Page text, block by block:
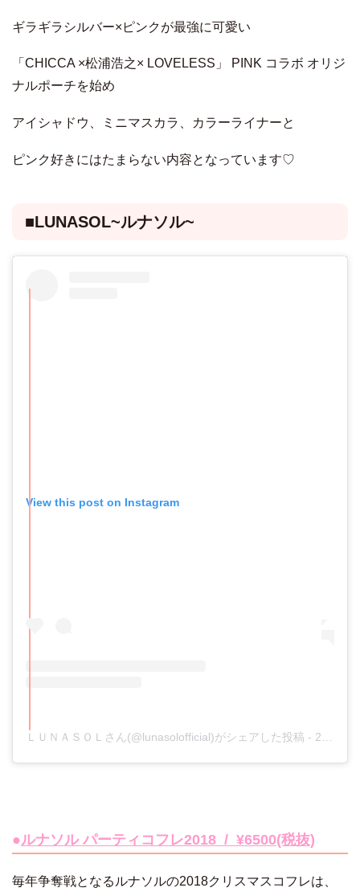
ギラギラシルバー×ピンクが最強に可愛い
「CHICCA ×松浦浩之× LOVELESS」 PINK コラボ オリジ
ナルポーチを始め
アイシャドウ、ミニマスカラ、カラーライナーと
ピンク好きにはたまらない内容となっています♡
■LUNASOL~ルナソル~
View this post on Instagram
ＬＵＮＡＳＯＬさん(@lunasolofficial)がシェアした投稿 - 2018年10月月26日午前3時47分PDT
●ルナソル パーティコフレ2018 / ¥6500(税抜)
毎年争奪戦となるルナソルの2018クリスマスコフレは、